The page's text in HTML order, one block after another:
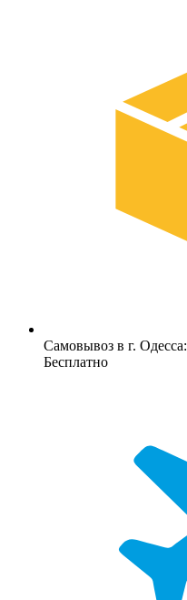
Самовывоз в г. Одесса:
Бесплатно